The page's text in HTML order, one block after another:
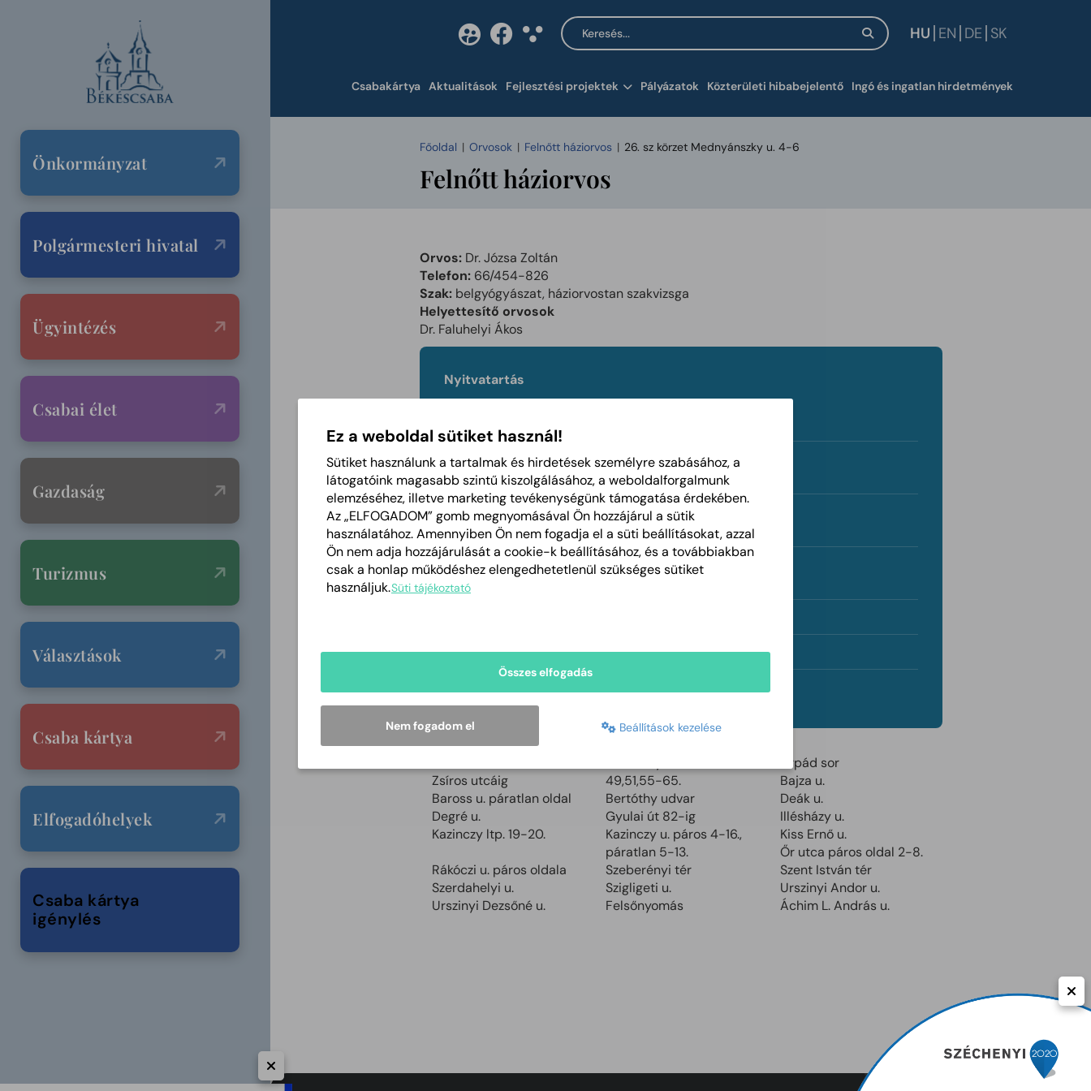
Tartalom megnyitása új ablakban
Keresés a tartalomban
HU EN DE SK
Csabakártya Aktualitások Fejlesztési projektek Pályázatok Közterületi hibabejelentő Ingó és ingatlan hirdetmények
Önkormányzat
Polgármesteri hivatal
Ügyintézés
Csabai élet
Gazdaság
Turizmus
Választások
Csaba kártya
Elfogadóhelyek
Csaba kártya
igénylés
Főoldal Orvosok Felnőtt háziorvos 26. sz körzet Mednyánszky u. 4-6
Felnőtt háziorvos
Orvos: Dr. Józsa Zoltán
Telefon: 66/454-826
Szak: belgyógyászat, háziorvostan szakvizsga
Helyettesítő orvosok
Dr. Faluhelyi Ákos
Nyitvatartás
Kedd
08:00-11:00
13:00-14:00
Szerda
08:00-11:00
13:00-14:00
Csütörtök
08:00-11:00
13:00-14:00
Szombat Zárva
Utcák
Zsíros utcáig
49,51,55-65.
Árpád sor
Bajza u.
Baross u. páratlan oldal
Bertóthy udvar
Deák u.
Degré u.
Gyulai út 82-ig
Illésházy u.
Kazinczy ltp. 19-20.
Kazinczy u. páros 4-16.,
páratlan 5-13.
Kiss Ernő u.
Őr utca páros oldal 2-8.
Rákóczi u. páros oldala
Szeberényi tér
Szent István tér
Szerdahelyi u.
Szigligeti u.
Urszinyi Andor u.
Urszinyi Dezsőné u.
Felsőnyomás Áchim L. András u.
Ez a weboldal sütiket használ!
Sütiket használunk a tartalmak és hirdetések személyre szabásához, a
látogatóink magasabb szintű kiszolgálásához, a weboldalforgalmunk
elemzéséhez, illetve marketing tevékenységünk támogatása érdekében.
Az „ELFOGADOM” gomb megnyomásával Ön hozzájárul a sütik
használatához. Amennyiben Ön nem fogadja el a süti beállításokat, azzal
Ön nem adja hozzájárulását a cookie-k beállításához, és a továbbiakban
csak a honlap működéshez elengedhetetlenül szükséges sütiket
használjuk.Süti tájékoztató
Összes elfogadás
Nem fogadom el Beállítások kezelése